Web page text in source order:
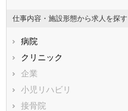
香川県
福岡県
熊本県
鹿児島県
仕事内容・施設形態から求人を探す
病院
クリニック
企業
小児リハビリ
接骨院